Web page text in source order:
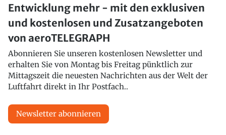
Entwicklung mehr - mit den exklusiven
und kostenlosen und Zusatzangeboten
von aeroTELEGRAPH
Abonnieren Sie unseren kostenlosen Newsletter und
erhalten Sie von Montag bis Freitag pünktlich zur
Mittagszeit die neuesten Nachrichten aus der Welt der
Luftfahrt direkt in Ihr Postfach..
Newsletter abonnieren